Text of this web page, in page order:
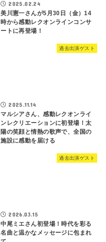
2025.02.24
美川憲一さんが5月30日（金）14
時から感動レクオンラインコンサ
ートに再登場！
過去出演ゲスト
2025.11.14
マルシアさん、感動レクオンライ
ンレクリエーションに初登場！太
陽の笑顔と情熱の歌声で、全国の
施設に感動を届ける
過去出演ゲスト
2026.03.15
中尾ミエさん初登場！時代を彩る
名曲と温かなメッセージに包まれ